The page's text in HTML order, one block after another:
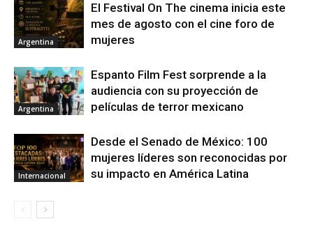
Argentina
El Festival On The cinema inicia este
mes de agosto con el cine foro de
mujeres
Argentina
Espanto Film Fest sorprende a la
audiencia con su proyección de
películas de terror mexicano
Internacional
Desde el Senado de México: 100
mujeres líderes son reconocidas por
su impacto en América Latina